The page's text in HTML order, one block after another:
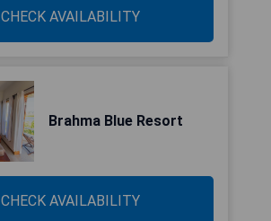
CHECK AVAILABILITY
Brahma Blue Resort
CHECK AVAILABILITY